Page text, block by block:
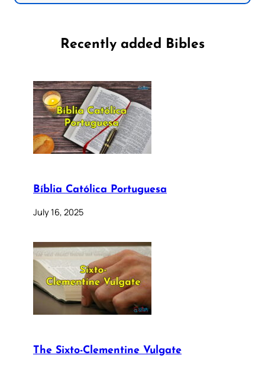
Recently added Bibles
Bíblia Católica Portuguesa
July 16, 2025
The Sixto-Clementine Vulgate